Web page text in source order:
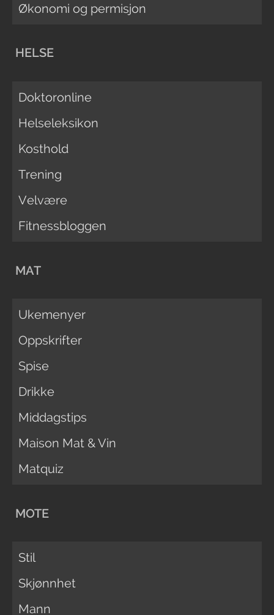
Økonomi og permisjon
HELSE
Doktoronline
Helseleksikon
Kosthold
Trening
Velvære
Fitnessbloggen
MAT
Ukemenyer
Oppskrifter
Spise
Drikke
Middagstips
Maison Mat & Vin
Matquiz
MOTE
Stil
Skjønnhet
Mann